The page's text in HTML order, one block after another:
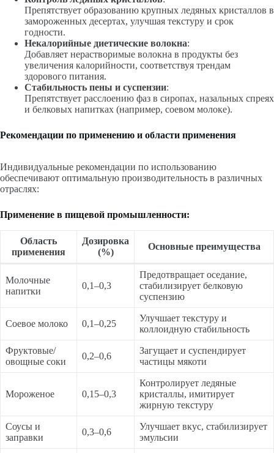
Препятствует образованию крупных ледяных кристаллов в
замороженных десертах, улучшая текстуру и срок
годности.
Некалорийные диетические волокна:
Добавляет нерастворимые волокна в продукты без
увеличения калорийности, соответствуя трендам
здорового питания.
Стабильность пены и суспензии:
Препятствует расслоению фаз в сиропах, назальных спреях
и белковых напитках (например, соевом молоке).
Рекомендации по применению и области применения
Индивидуальные рекомендации по использованию
обеспечивают оптимальную производительность в различных
отраслях:
Применение в пищевой промышленности:
Область
применения
Дозировка
(%)
Основные преимущества
Молочные
напитки
0,1–0,3
Предотвращает оседание,
стабилизирует белковую
суспензию
Соевое молоко 0,1–0,25
Улучшает текстуру и
коллоидную стабильность
Фруктовые/
овощные соки
0,2–0,6
Загущает и суспендирует
частицы мякоти
Мороженое 0,15–0,3
Контролирует ледяные
кристаллы, имитирует
жирную текстуру
Соусы и
заправки
0,3–0,6
Улучшает вкус, стабилизирует
эмульсии